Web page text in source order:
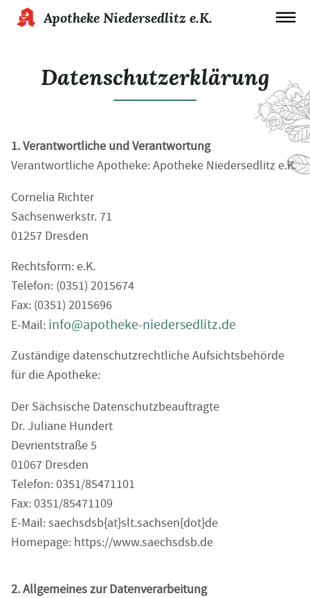
Apotheke Niedersedlitz e.K.
Datenschutzerklärung
1. Verantwortliche und Verantwortung
Verantwortliche Apotheke: Apotheke Niedersedlitz e.K.
Cornelia Richter
Sachsenwerkstr. 71
01257 Dresden
Rechtsform: e.K.
Telefon: (0351) 2015674
Fax: (0351) 2015696
E-Mail: info@apotheke-niedersedlitz.de
Zuständige datenschutzrechtliche Aufsichtsbehörde
für die Apotheke:
Der Sächsische Datenschutzbeauftragte
Dr. Juliane Hundert
Devrientstraße 5
01067 Dresden
Telefon: 0351/85471101
Fax: 0351/85471109
E-Mail: saechsdsb{at}slt.sachsen{dot}de
Homepage: https://www.saechsdsb.de
2. Allgemeines zur Datenverarbeitung